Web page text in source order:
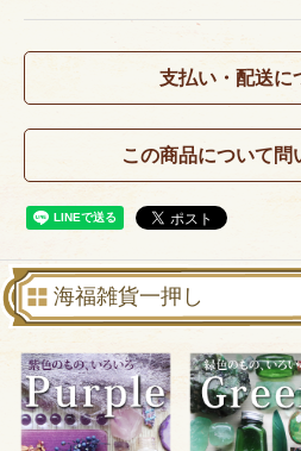
支払い・配送に
この商品について問
海福雑貨一押し